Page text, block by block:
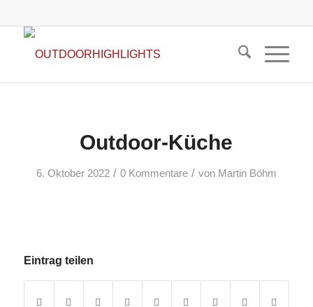
Outdoor-Küche
6. Oktober 2022 / 0 Kommentare / von Martin Böhm
Eintrag teilen